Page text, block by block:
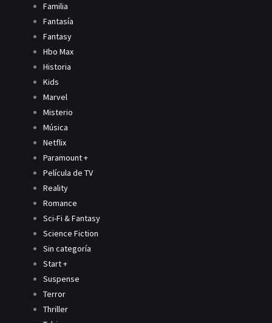
Familia
Fantasía
Fantasy
Hbo Max
Historia
Kids
Marvel
Misterio
Música
Netflix
Paramount +
Película de TV
Reality
Romance
Sci-Fi & Fantasy
Science Fiction
Sin categoría
Start +
Suspense
Terror
Thriller